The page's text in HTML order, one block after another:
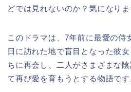
どでは見れないのか？気になりま
このドラマは、7年前に最愛の侍
日に訪れた地で盲目となった彼
ちに再会し、二人がさまざまな
て再び愛を育もうとする物語です